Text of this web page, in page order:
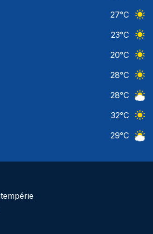
27°C
23°C
20°C
28°C
28°C
32°C
29°C